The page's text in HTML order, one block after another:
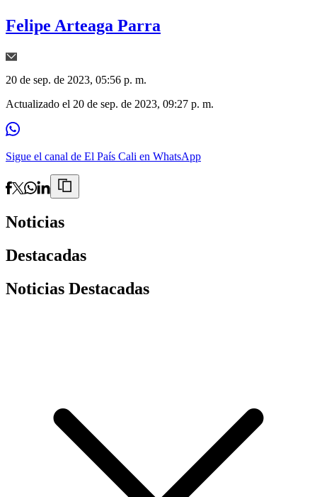
Felipe Arteaga Parra
20 de sep. de 2023, 05:56 p. m.
Actualizado el 20 de sep. de 2023, 09:27 p. m.
Sigue el canal de El País Cali en WhatsApp
Noticias
Destacadas
Noticias Destacadas